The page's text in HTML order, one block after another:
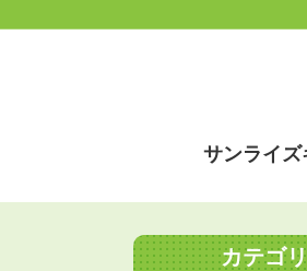
サンライズ
カテゴ